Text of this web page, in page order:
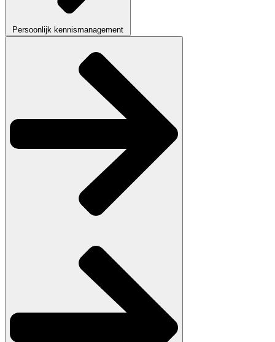
Persoonlijk kennismanagement